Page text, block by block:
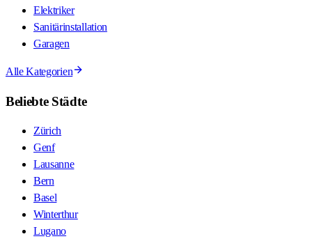
Elektriker
Sanitärinstallation
Garagen
Alle Kategorien
Beliebte Städte
Zürich
Genf
Lausanne
Bern
Basel
Winterthur
Lugano